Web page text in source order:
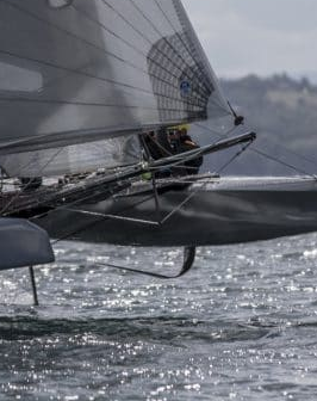
22
Jan
Classe Ultim 32/23
Gitana 17 devient
Source
Gitana Team
22 janvier 2025
0